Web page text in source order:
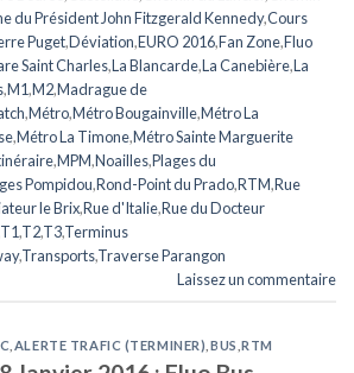
du Président John Fitzgerald Kennedy,Cours
Puget,Déviation,EURO 2016,Fan Zone,Fluo
Saint Charles,La Blancarde,La Canebière,La
,M1,M2,Madrague de
,Métro,Métro Bougainville,Métro La
,Métro La Timone,Métro Sainte Marguerite
,MPM,Noailles,Plages du
Pompidou,Rond-Point du Prado,RTM,Rue
le Brix,Rue d'Italie,Rue du Docteur
T1,T2,T3,Terminus
,Transports,Traverse Parangon
Laissez un commentaire
ALERTE TRAFIC (TERMINER) BUS ,RTM